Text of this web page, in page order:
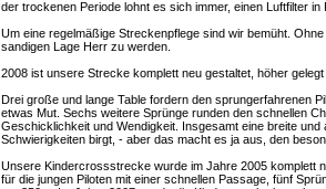
der trockenen Periode lohnt es sich immer, einen Luftfilter in
Um eine regelmäßige Streckenpflege sind wir bemüht.
sandigen Lage Herr zu werden.
2008 ist unsere Strecke komplett neu gestaltet, höher
Drei große und lange Table fordern den sprungerfahrenen
etwas Mut. Sechs weitere Sprünge runden den schnellen
Geschicklichkeit und Wendigkeit. Insgesamt eine breite
Schwierigkeiten birgt, - aber das macht es ja aus, den
Unsere Kindercrossstrecke wurde im Jahre 2005 komplett
für die jungen Piloten mit einer schnellen Passage, fünf